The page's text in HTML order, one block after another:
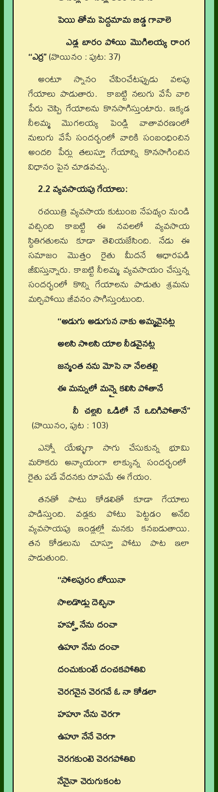
పెయి తోమ పెద్దమామ బిడ్డ గావాలె
ఎడ్ల బారం పోయి మొగిలయ్య రాంగ
‘‘ఎర్ర’’(వొయినం : పుట: 37)
అంటూ స్నానం చేపించేటప్పుడు వలపు
గేయాలు పాడుతారు. కాబట్టి నలుగు వేసే వారి
పేరు చెప్పి గేయాలను కొనసాగిస్తుంటారు. ఇక్కడ
నీలమ్మ మొగలయ్య పెండ్లి వాతావరణంలో
నులుగు వేసే సందర్భంలో వారికి సంబంధించిన
అందరి పేర్లు తలుస్తూ గేయాన్ని కొనసాగించిన
విధానం పైన చూడవచ్చు.
2.2 వ్యవసాయపు గేయాలు:
రచయిత్రి వ్యవసాయ కుటుంబ నేపథ్యం నుండి
వచ్చింది కాబట్టి ఈ నవలలో వ్యవసాయ
స్థితిగతులను కూడా తెలియజేసింది. నేడు ఈ
సమాజం మొత్తం రైతు మీదనే ఆధారపడి
జీవిస్తున్నారు. కాబట్టి నీలమ్మ వ్యవసాయం చేస్తున్న
సందర్భంలో కొన్ని గేయాలను పాడుతు శ్రమను
మర్చిపోయి జీవనం సాగిస్తుంటుంది.
‘‘అడుగు అడుగున నాకు అమ్మవైనట్ల
అలసి సొలసి యాల నీడవైనట్ల
జన్మంత నను మోసె నా నేలతల్లి
ఈ మన్నులో మన్నై కలిసి పోతానే
నీ చల్లని ఒడిలో నే ఒదిగిపోతానే’’
(వొయినం, పుట : 103)
ఎన్నో యేళ్ళుగా సాగు చేసుకున్న భూమి
మరొకరు అన్యాయంగా లాక్కున్న సందర్భంలో
రైతు పడే వేదనకు రూపమే ఈ గేయం.
తనతో పాటు కోడలితో కూడా గేయాలు
పాడిస్తుంది. వడ్లకు పోటు పెట్టడం అనేది
వ్యవసాయపు ఇండ్లల్లో మనకు కనబడుతాయి.
తన కోడలును చూస్తూ పోటు పాట ఇలా
పాడుతుంది.
‘‘సోలపురం బోయినా
సాలడొడ్లు దెచ్చినా
హహ్హా నేను దంచా
ఉహూ నేను దంచా
దంచుకుంటే దంచకపోతివి
చెరగనైన చెరగవే ఓ నా కోడలా
హహూ నేను చెరగా
ఉహూ నేనే చెరగా
చెరగకుంటె చెరగపోతివి
నేనైనా చెరుగుకంట